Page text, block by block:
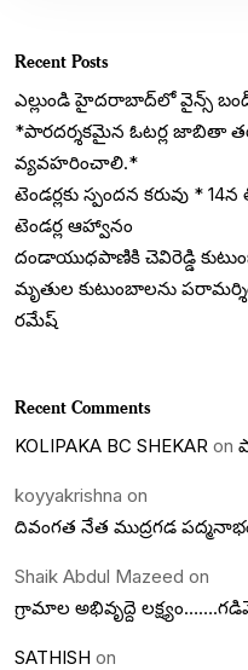
Recent Posts
ఎల్లుండి హైదరాబాద్‌లో వైన్స్
*పారదర్శకమైన ఓటర్ల జాబితా
వ్యవహరించాలి.*
టెండర్లకు స్పందన కరువు
టెండర్ల ఆహ్వానం
దండాయుధపాణికి చెవిరెడ్డి
మృతుల కుటుంబాలను
రమేష్
Recent Comments
KOLIPAKA BC SHEKAR on
koyyakrishna on
దివంగత నేత ముద్రగడ
Shaik Abdul Mazeed on
గ్రామాల అభివృద్దె
SATHISH on